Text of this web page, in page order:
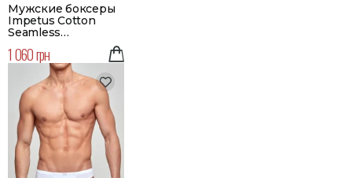
Мужские боксеры
Impetus Cotton
Seamless
черный
1 060 грн